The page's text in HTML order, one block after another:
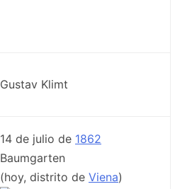
Gustav Klimt
14 de julio de 1862
Baumgarten
(hoy, distrito de Viena)